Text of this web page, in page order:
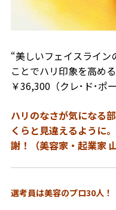
“美しいフェイスライン
ことでハリ印象を高め
￥36,300（クレ･ド･ポ
ハリのなさが気になる
くらと見違えるように
謝！
（美容家・起業家
選考員は美容のプロ30人！